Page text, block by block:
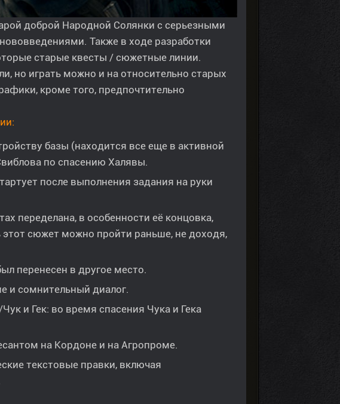
доброй Народной Солянки с серьезными
Также в ходе разработки
старые квесты / сюжетные линии.
но играть можно и на относительно старых
кроме того, предпочтительно
базы (находится все еще в активной
по спасению Халявы.
после выполнения задания на руки
переделана, в особенности её концовка,
сюжет можно пройти раньше, не доходя,
перенесен в другое место.
и сомнительный диалог.
и Гек: во время спасения Чука и Гека
на Кордоне и на Агропроме.
текстовые правки, включая